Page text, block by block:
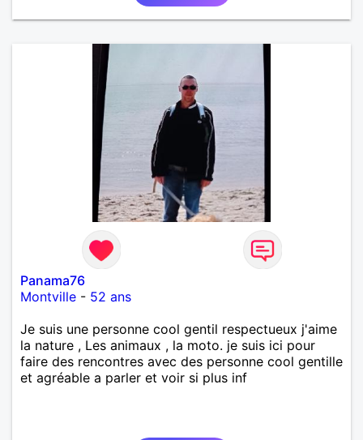
Panama76
Montville - 52 ans
Je suis une personne cool gentil respectueux j'aime
la nature , Les animaux , la moto. je suis ici pour
faire des rencontres avec des personne cool gentille
et agréable a parler et voir si plus inf